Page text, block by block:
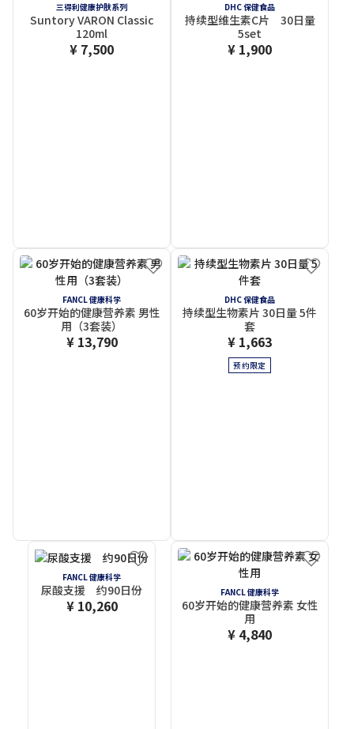
三得利健康护肤系列
Suntory VARON Classic
120ml
¥ 7,500
DHC 保健食品
持续型维生素C片 30日量
5set
¥ 1,900
FANCL 健康科学
60岁开始的健康营养素 男性
用（3套装）
¥ 13,790
DHC 保健食品
持续型生物素片 30日量 5件
套
¥ 1,663
预约限定
FANCL 健康科学
尿酸支援 约90日份
¥ 10,260
FANCL 健康科学
60岁开始的健康营养素 女性
用
¥ 4,840